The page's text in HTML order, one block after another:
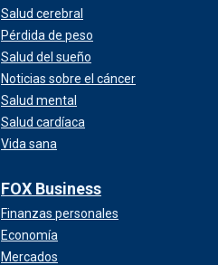
Salud cerebral
Pérdida de peso
Salud del sueño
Noticias sobre el cáncer
Salud mental
Salud cardíaca
Vida sana
FOX Business
Finanzas personales
Economía
Mercados